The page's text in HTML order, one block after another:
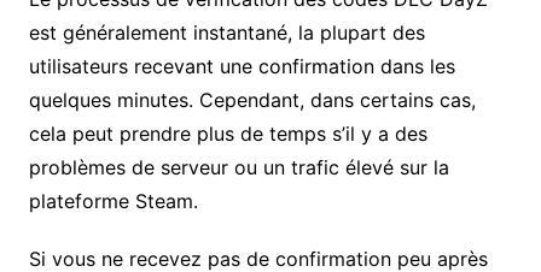
est généralement instantané, la plupart des
utilisateurs recevant une confirmation dans les
quelques minutes. Cependant, dans certains cas,
cela peut prendre plus de temps s’il y a des
problèmes de serveur ou un trafic élevé sur la
plateforme Steam.
Si vous ne recevez pas de confirmation peu après